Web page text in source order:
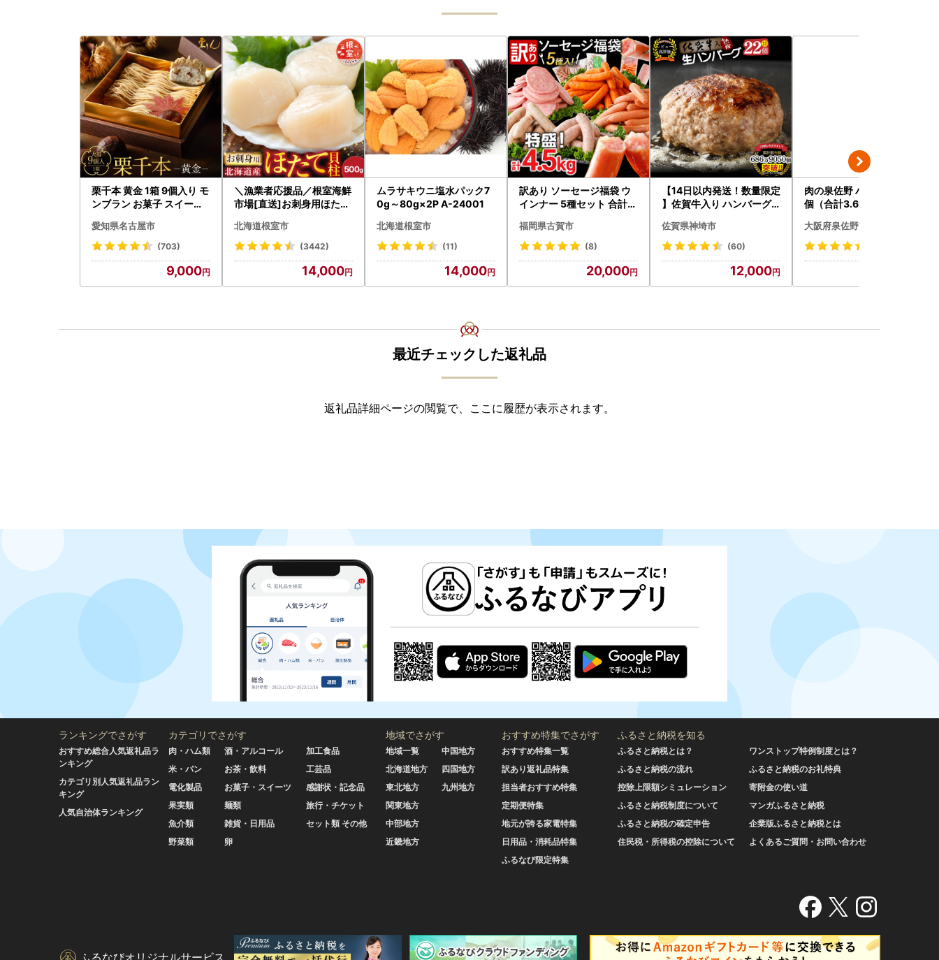
栗千本 黄金 1箱 9個入り モ
ンブラン お菓子 スイーツ
愛知県名古屋市
(703)
9,000
＼漁業者応援品／根室海鮮
市場[直送]お刺身用ほたて
北海道根室市
(3442)
14,000
ムラサキウニ塩水パック7
0g～80g×2P A-24001
北海道根室市
(11)
14,000
訳あり ソーセージ福袋 ウ
インナー 5種セット 合計4.
福岡県古賀市
(8)
20,000
【14日以内発送！数量限定
】佐賀牛入り ハンバーグ 2
083106)
佐賀県神埼市
(60)
12,000
肉の泉佐野 ハンバーグ 30
個（合計3.6kg）｜ハンバ
わポーク
大阪府泉佐野市
最近チェックした返礼品
返礼品詳細ページの閲覧で、ここに履歴が表示されます。
ランキングでさがす
おすすめ総合人気返礼品ラ
ンキング
カテゴリ別人気返礼品ラン
キング
人気自治体ランキング
カテゴリでさがす
肉・ハム類
米・パン
電化製品
果実類
魚介類
野菜類
酒・アルコール
お茶・飲料
お菓子・スイーツ
麺類
雑貨・日用品
卵
加工食品
工芸品
感謝状・記念品
旅行・チケット
セット類 その他
地域でさがす
地域一覧
北海道地方
東北地方
関東地方
中部地方
近畿地方
中国地方
四国地方
九州地方
おすすめ特集でさがす
おすすめ特集一覧
訳あり返礼品特集
担当者おすすめ特集
定期便特集
地元が誇る家電特集
日用品・消耗品特集
ふるなび限定特集
ふるさと納税を知る
ふるさと納税とは？
ふるさと納税の流れ
控除上限額シミュレーション
ふるさと納税制度について
ふるさと納税の確定申告
住民税・所得税の控除について
ワンストップ特例制度とは？
ふるさと納税のお礼特典
寄附金の使い道
マンガふるさと納税
企業版ふるさと納税とは
よくあるご質問・お問い合わせ